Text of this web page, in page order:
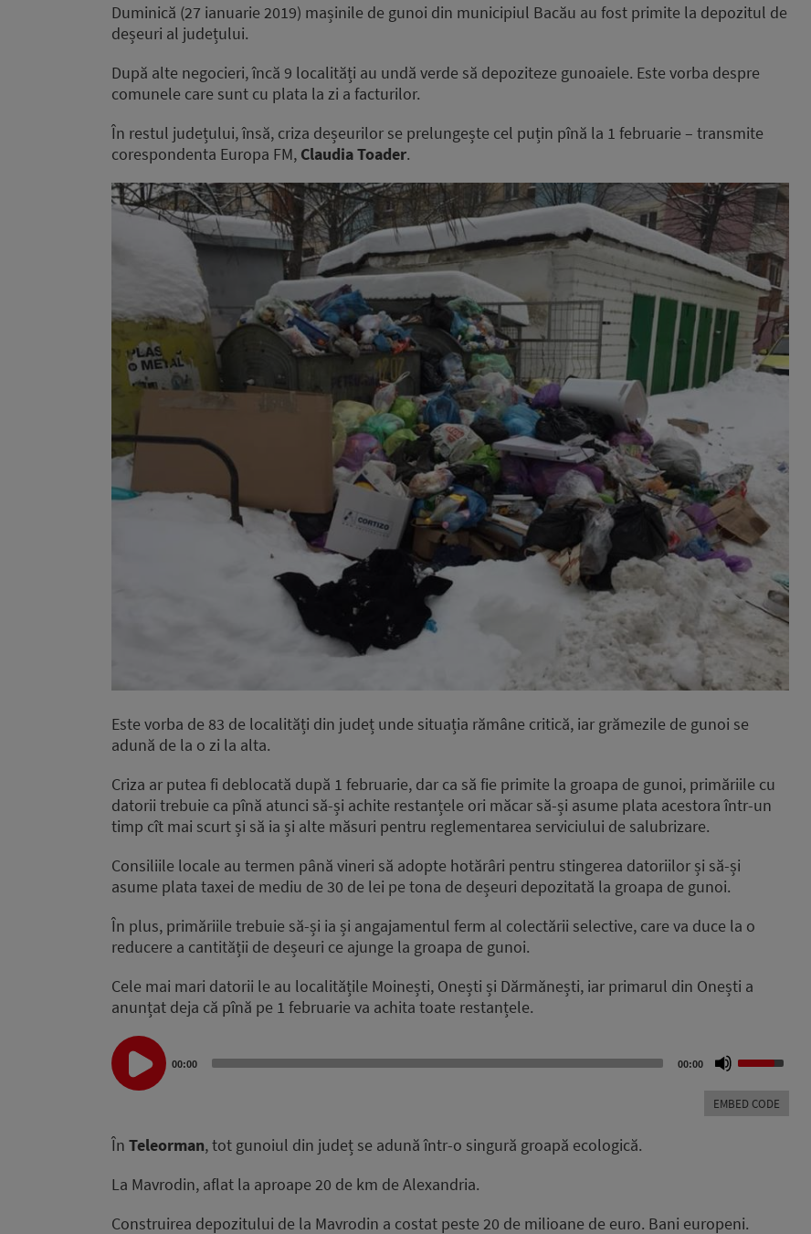
Duminică (27 ianuarie 2019) mașinile de gunoi din municipiul Bacău au fost primite la depozitul de
deșeuri al județului.
După alte negocieri, încă 9 localități au undă verde să depoziteze gunoaiele. Este vorba despre
comunele care sunt cu plata la zi a facturilor.
În restul județului, însă, criza deșeurilor se prelungește cel puțin pînă la 1 februarie – transmite
corespondenta Europa FM, Claudia Toader.
Este vorba de 83 de localități din județ unde situația rămâne critică, iar grămezile de gunoi se
adună de la o zi la alta.
Criza ar putea fi deblocată după 1 februarie, dar ca să fie primite la groapa de gunoi, primăriile cu
datorii trebuie ca pînă atunci să-și achite restanțele ori măcar să-și asume plata acestora într-un
timp cît mai scurt și să ia și alte măsuri pentru reglementarea serviciului de salubrizare.
Consiliile locale au termen până vineri să adopte hotărâri pentru stingerea datoriilor și să-și
asume plata taxei de mediu de 30 de lei pe tona de deșeuri depozitată la groapa de gunoi.
În plus, primăriile trebuie să-și ia și angajamentul ferm al colectării selective, care va duce la o
reducere a cantității de deșeuri ce ajunge la groapa de gunoi.
Cele mai mari datorii le au localitățile Moinești, Onești și Dărmănești, iar primarul din Onești a
anunțat deja că pînă pe 1 februarie va achita toate restanțele.
Audio
Player
00:00 00:00
Up/Down
keys
EMBED CODE
În Teleorman, tot gunoiul din județ se adună într-o singură groapă ecologică.
La Mavrodin, aflat la aproape 20 de km de Alexandria.
Construirea depozitului de la Mavrodin a costat peste 20 de milioane de euro. Bani europeni.